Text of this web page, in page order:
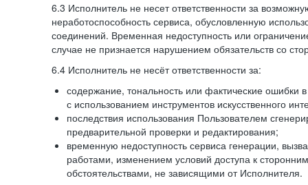
6.3 Исполнитель не несет ответственности за
неработоспособность сервиса, обусловленную
соединений. Временная недоступность или
случае не признается нарушением обязательств со
6.4 Исполнитель не несёт ответственности за:
содержание, тональность или фактические ошибки
с использованием инструментов искусственного
последствия использования Пользователем
предварительной проверки и редактирования;
временную недоступность сервиса генерации,
работами, изменением условий доступа к
обстоятельствами, не зависящими от Исполнителя.